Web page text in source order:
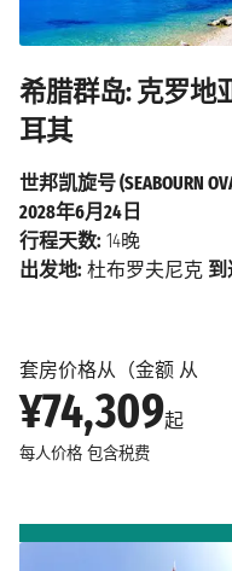
希腊群岛: 克罗地
耳其
套房价格从（金额 从
¥74,309起
每人价格 包含税费
世邦凯旋号 (SEABOURN
2028年6月24日
行程天数: 14晚
出发地: 杜布罗夫尼克 到